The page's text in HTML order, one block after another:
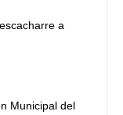
a
Municipal del